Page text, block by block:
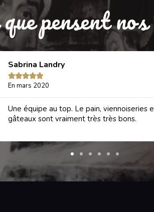
pensent
Sabrina Landry

En mars 2020
Une équipe au top. Le pain, viennoiseries
gâteaux sont vraiment très très bons.